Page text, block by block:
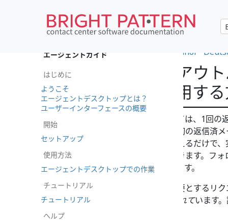
•العربية•français español
フォローアップアウ
信にケースを使用す
提供するサービスの種類によっては、1回
るとは限りません。例えば、最初の返信済
を伝え、処理中であることを伝えるだけで
アップメールで伝えることができます。フ
ーズ済ケースの両方に作成できます。
複数のコミュニケーションを必要とするリ
ケースと
スレッドに関連付けられています
い。
エージェントガイド
はじめに
ようこそ
エージェントデスクトップとは？
ユーザーインターフェースの概要
開始
セットアップ
使用方法
エージェントデスクトップでの作業
チュートリアル
チュートリアル
ヘルプ